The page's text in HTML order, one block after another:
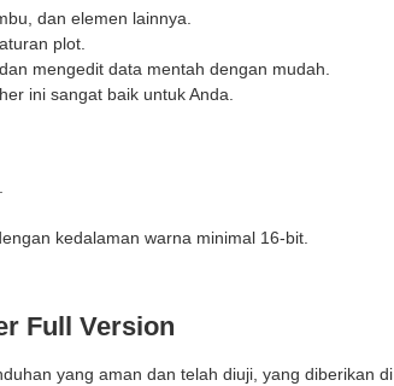
dan elemen lainnya.
plot.
mengedit data mentah dengan mudah.
ini sangat baik untuk Anda.
kedalaman warna minimal 16-bit.
Full Version
yang aman dan telah diuji, yang diberikan di